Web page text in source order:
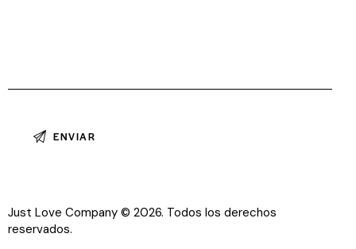
Just Love Company © 2026. Todos los derechos
reservados.